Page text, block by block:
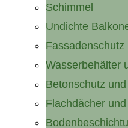
Schimmel
Undichte
Fassadenschutz
Wasserbehälter
Betonschutz
Flachdächer